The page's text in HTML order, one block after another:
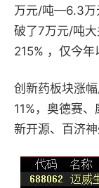
万元/吨—6.3万
破了7万元/吨
215% ，仅今年
创新药板块涨
11%，奥德赛
新开源、百济神